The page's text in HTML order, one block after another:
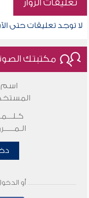
تعليقات الزوار
لا توجد تعليقات حتى
مكتبتك
اسم
أو